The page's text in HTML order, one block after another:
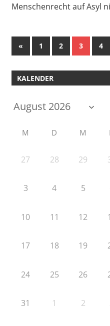
Menschenrecht auf Asyl
Beiträge
«Vorherige
Beiträge
1 2 3 4
KALENDER
M D M
27 28 29
3 4 5
10 11 12
17 18 19
24 25 26
31 1 2